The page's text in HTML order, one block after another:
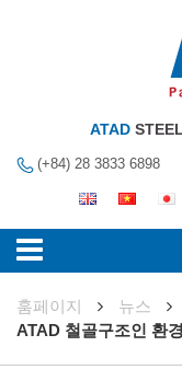
ATAD
(+84) 28 3833 6898
훔페이지
뉴스
ATAD 철골구조인 환